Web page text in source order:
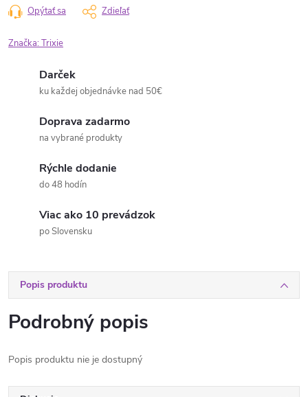
Opýtať sa Zdieľať
Značka:Trixie
Darček
ku každej objednávke nad 50€
Doprava zadarmo
na vybrané produkty
Rýchle dodanie
do 48 hodín
Viac ako 10 prevádzok
po Slovensku
Popis produktu
Podrobný popis
Popis produktu nie je dostupný